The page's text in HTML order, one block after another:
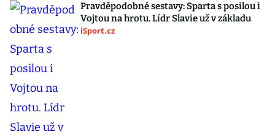
Pravděpodobné sestavy: Sparta s posilou i
Vojtou na hrotu. Lídr Slavie už v základu
iSport.cz